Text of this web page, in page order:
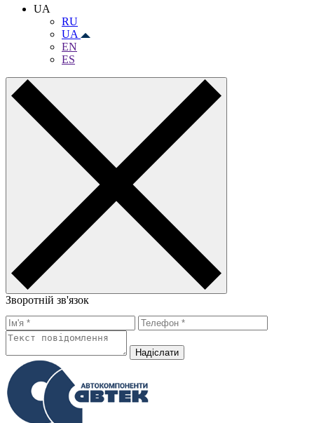
UA
RU
UA
EN
ES
Зворотній зв'язок
Надiслати